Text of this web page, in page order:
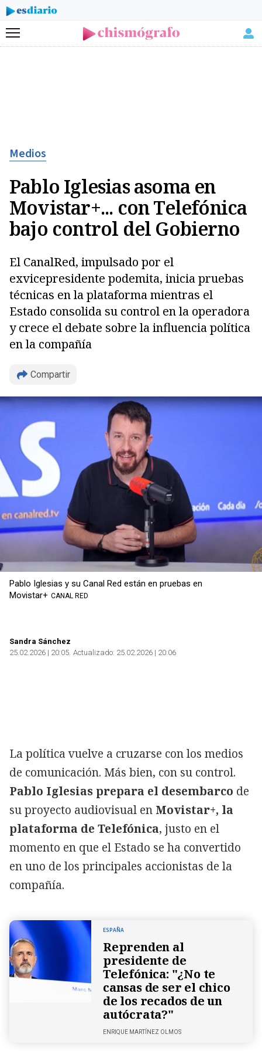
Menú
Medios
Pablo Iglesias asoma en
Movistar+... con Telefónica
bajo control del Gobierno
El CanalRed, impulsado por el
exvicepresidente podemita, inicia pruebas
técnicas en la plataforma mientras el
Estado consolida su control en la operadora
y crece el debate sobre la influencia política
en la compañía
Compartir
Copiar
Pablo Iglesias y su Canal Red están en pruebas en
Movistar+ CANAL RED
Sandra Sánchez
25.02.2026 | 20:05 Actualizado: 25.02.2026 | 20:06
La política vuelve a cruzarse con los medios
de comunicación. Más bien, con su control.
Pablo Iglesias prepara el desembarco de
su proyecto audiovisual en Movistar+, la
plataforma de Telefónica, justo en el
momento en que el Estado se ha convertido
en uno de los principales accionistas de la
compañía.
ESPAÑA
Reprenden al
presidente de
Telefónica: "¿No te
cansas de ser el chico
de los recados de un
autócrata?"
ENRIQUE MARTÍNEZ OLMOS